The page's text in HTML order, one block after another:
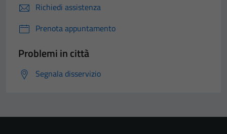
Richiedi assistenza
Prenota appuntamento
Problemi in città
Segnala disservizio